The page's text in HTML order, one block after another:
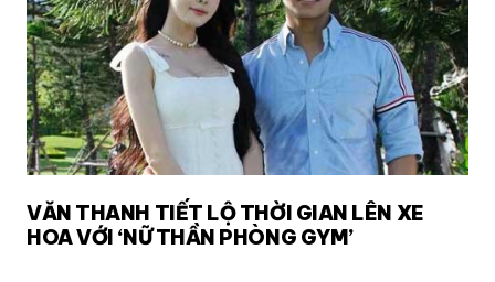
VĂN THANH TIẾT LỘ THỜI GIAN LÊN XE
HOA VỚI ‘NỮ THẦN PHÒNG GYM’